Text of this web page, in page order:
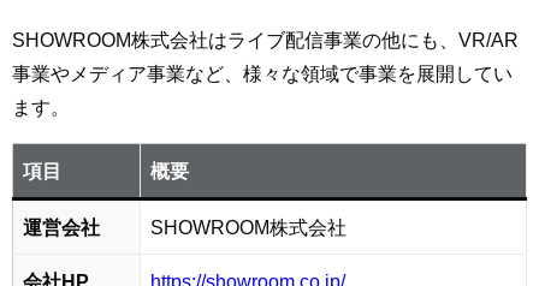
SHOWROOM株式会社はライブ配信事業の他にも、VR/AR
事業やメディア事業など、様々な領域で事業を展開してい
ます。
項目 概要
運営会社 SHOWROOM株式会社
会社HP https://showroom.co.jp/